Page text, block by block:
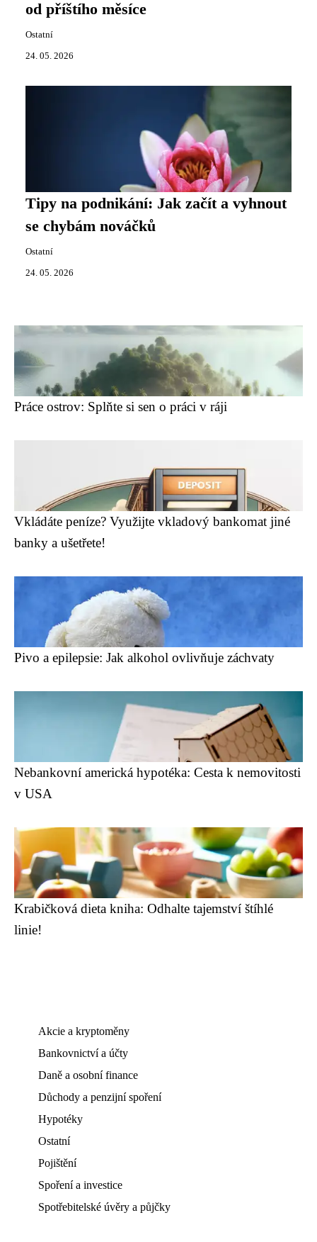
od příštího měsíce
Ostatní
24. 05. 2026
Tipy na podnikání: Jak začít a vyhnout
se chybám nováčků
Ostatní
24. 05. 2026
Práce ostrov: Splňte si sen o práci v ráji
Vkládáte peníze? Využijte vkladový bankomat jiné
banky a ušetřete!
Pivo a epilepsie: Jak alkohol ovlivňuje záchvaty
Nebankovní americká hypotéka: Cesta k nemovitosti
v USA
Krabičková dieta kniha: Odhalte tajemství štíhlé
linie!
Akcie a kryptoměny
Bankovnictví a účty
Daně a osobní finance
Důchody a penzijní spoření
Hypotéky
Ostatní
Pojištění
Spoření a investice
Spotřebitelské úvěry a půjčky